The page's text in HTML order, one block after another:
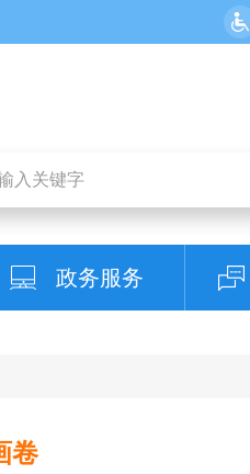
政务服务
卷